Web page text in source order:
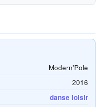
Modern'Pole
2016
danse loisir